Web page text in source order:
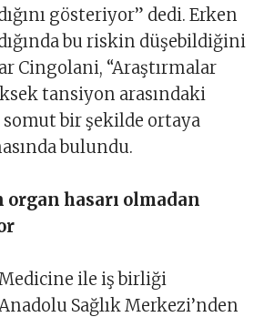
gösteriyor” dedi. Erken
bu riskin düşebildiğini
Cingolani, “Araştırmalar
tansiyon arasındaki
somut bir şekilde ortaya
bulundu.
hasarı olmadan
ile iş birliği
Sağlık Merkezi’nden